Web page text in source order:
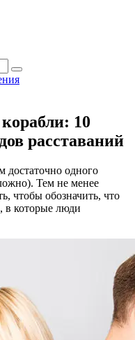
10
расставаний
достаточно одного
Тем не менее
чтобы обозначить, что
в которые люди